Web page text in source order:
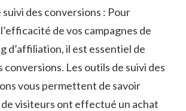
des conversions : Pour
de vos campagnes⁤ de
d’affiliation, il est essentiel de
conversions. Les outils de suivi ⁢des
vous permettent de⁤ savoir
visiteurs ont effectué ⁣un achat